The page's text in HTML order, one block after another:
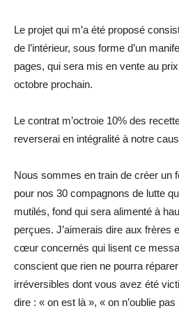
Le projet qui m’a été proposé
de l’intérieur, sous forme d’un
pages, qui sera mis en vente au
octobre prochain.
Le contrat m’octroie 10% des
reverserai en intégralité à notre
Nous sommes en train de créer un
pour nos 30 compagnons de lutte
mutilés, fond qui sera alimenté à
perçues. J’aimerais dire aux frères
cœur concernés qui lisent ce
conscient que rien ne pourra
irréversibles dont vous avez été
dire : « on est là », « on n’oublie